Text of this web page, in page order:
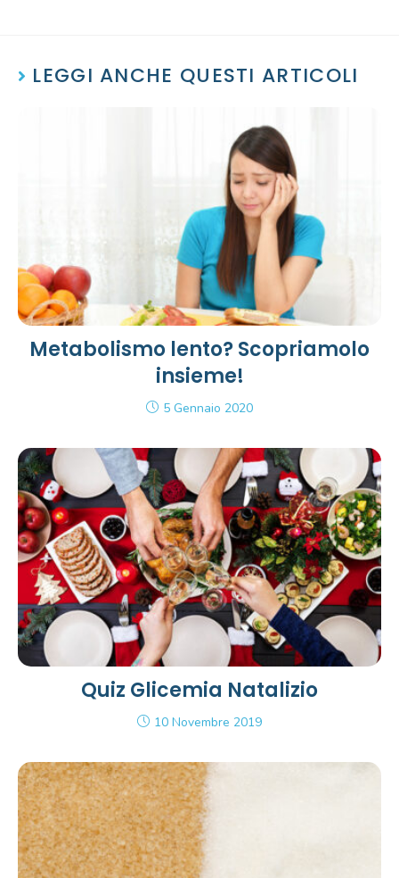
LEGGI ANCHE QUESTI ARTICOLI
Metabolismo lento? Scopriamolo
insieme!
5 Gennaio 2020
Quiz Glicemia Natalizio
10 Novembre 2019